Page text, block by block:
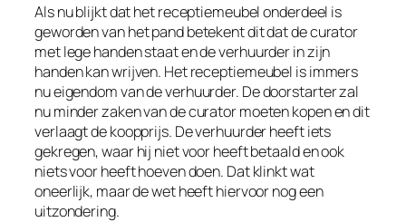
Als nu blijkt dat het receptiemeubel onderdeel is
geworden van het pand betekent dit dat de curator
met lege handen staat en de verhuurder in zijn
handen kan wrijven. Het receptiemeubel is immers
nu eigendom van de verhuurder. De doorstarter zal
nu minder zaken van de curator moeten kopen en dit
verlaagt de koopprijs. De verhuurder heeft iets
gekregen, waar hij niet voor heeft betaald en ook
niets voor heeft hoeven doen. Dat klinkt wat
oneerlijk, maar de wet heeft hiervoor nog een
uitzondering.